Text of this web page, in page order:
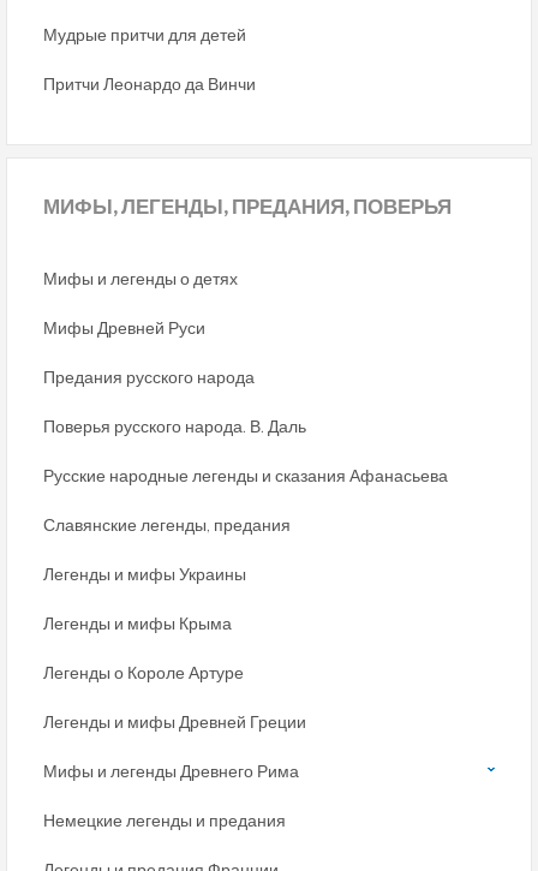
Мудрые притчи для детей
Притчи Леонардо да Винчи
МИФЫ,ЛЕГЕНДЫ, ПРЕДАНИЯ, ПОВЕРЬЯ
Мифы и легенды о детях
Мифы Древней Руси
Предания русского народа
Поверья русского народа. В. Даль
Русские народные легенды и сказания Афанасьева
Славянские легенды, предания
Легенды и мифы Украины
Легенды и мифы Крыма
Легенды о Короле Артуре
Легенды и мифы Древней Греции
Мифы и легенды Древнего Рима
Немецкие легенды и предания